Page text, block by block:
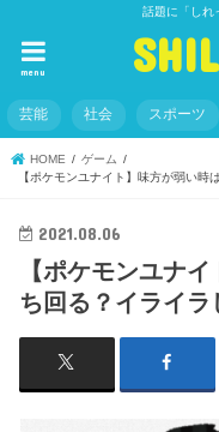
話題に「しれ
menu
芸能 社会 スポーツ
HOME
ゲーム
【ポケモンユナイト】味方が弱い時
2021.08.06
【ポケモンユナ
ち回る？イライラ